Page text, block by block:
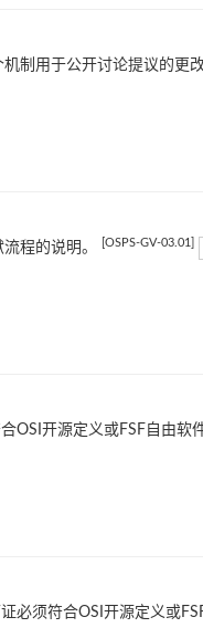
制用于公开讨论提议的更
程的说明。 [OSPS-GV-03.01]
OSI开源定义或FSF自由软
必须符合OSI开源定义或